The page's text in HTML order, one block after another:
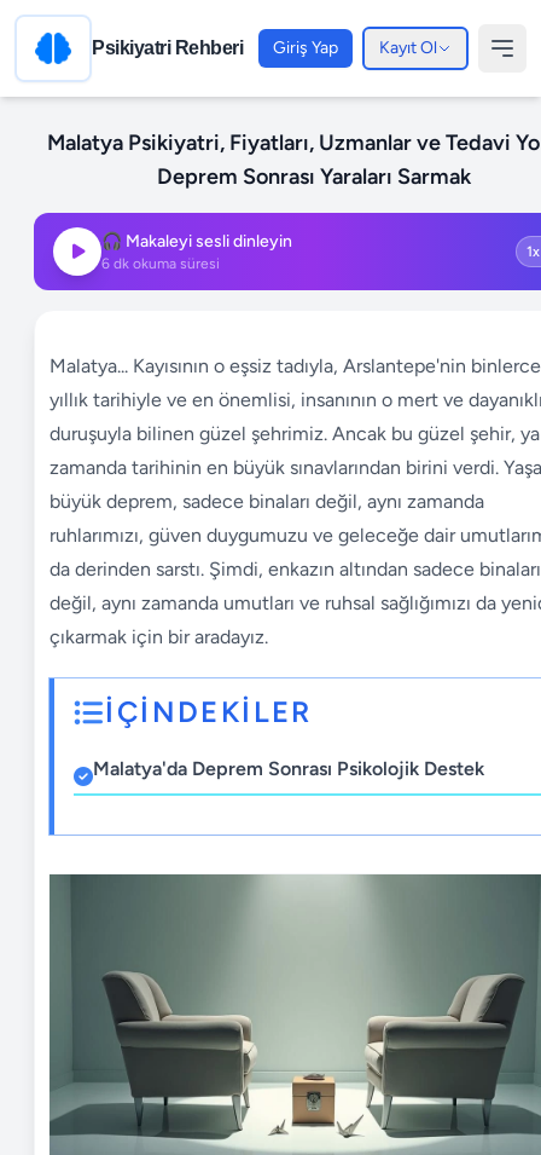
Psikiyatri Rehberi Giriş Yap Kayıt Ol
Malatya Psikiyatri, Fiyatları, Uzmanlar ve Tedavi
Deprem Sonrası Yaraları Sarmak
🎧 Makaleyi sesli dinleyin
6 dk okuma süresi
Malatya... Kayısının o eşsiz tadıyla, Arslantepe'nin binlerce
yıllık tarihiyle ve en önemlisi, insanının o mert ve
duruşuyla bilinen güzel şehrimiz. Ancak bu güzel şehir,
zamanda tarihinin en büyük sınavlarından birini verdi.
büyük deprem, sadece binaları değil, aynı zamanda
ruhlarımızı, güven duygumuzu ve geleceğe dair
da derinden sarstı. Şimdi, enkazın altından sadece binaları
değil, aynı zamanda umutları ve ruhsal sağlığımızı da
çıkarmak için bir aradayız.
İÇİNDEKİLER
Malatya'da Deprem Sonrası Psikolojik Destek